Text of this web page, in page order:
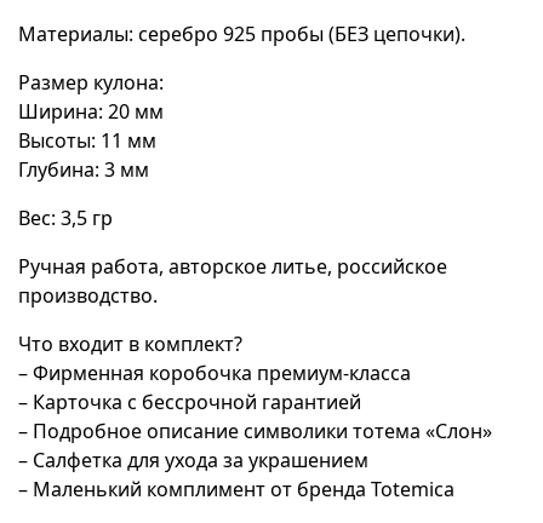
Материалы: серебро 925 пробы (БЕЗ цепочки).
Размер кулона:
Ширина: 20 мм
Высоты: 11 мм
Глубина: 3 мм
Вес: 3,5 гр
Ручная работа, авторское литье, российское
производство.
Что входит в комплект?
– Фирменная коробочка премиум-класса
– Карточка с бессрочной гарантией
– Подробное описание символики тотема «Слон»
– Салфетка для ухода за украшением
– Маленький комплимент от бренда Totemica